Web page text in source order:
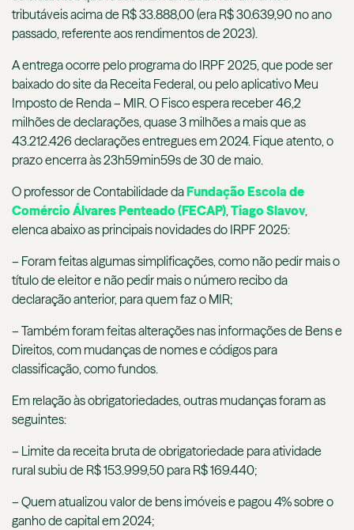
tributáveis acima de R$ 33.888,00 (era R$ 30.639,90 no ano
passado, referente aos rendimentos de 2023).
A entrega ocorre pelo programa do IRPF 2025, que pode ser
baixado do site da Receita Federal, ou pelo aplicativo Meu
Imposto de Renda – MIR. O Fisco espera receber 46,2
milhões de declarações, quase 3 milhões a mais que as
43.212.426 declarações entregues em 2024. Fique atento, o
prazo encerra às 23h59min59s de 30 de maio.
O professor de Contabilidade daFundação Escola de
Comércio Álvares Penteado (FECAP),Tiago Slavov,
elenca abaixo as principais novidades do IRPF 2025:
– Foram feitas algumas simplificações, como não pedir mais o
título de eleitor e não pedir mais o número recibo da
declaração anterior, para quem faz o MIR;
– Também foram feitas alterações nas informações de Bens e
Direitos, com mudanças de nomes e códigos para
classificação, como fundos.
Em relação às obrigatoriedades, outras mudanças foram as
seguintes:
– Limite da receita bruta de obrigatoriedade para atividade
rural subiu de R$ 153.999,50 para R$ 169.440;
– Quem atualizou valor de bens imóveis e pagou 4% sobre o
ganho de capital em 2024;